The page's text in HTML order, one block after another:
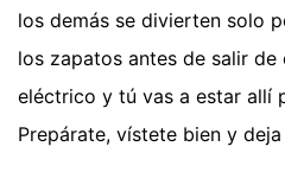
los demás se divierten solo
los zapatos antes de salir de
eléctrico y tú vas a estar allí
Prepárate, vístete bien y